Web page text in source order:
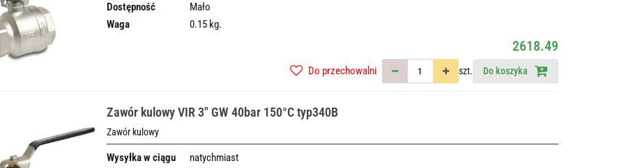
Dostępność
Mało
Waga
0.15 kg.
2618.49
szt. Do koszyka
Do przechowalni
Zawór kulowy VIR 3" GW 40bar 150°C typ340B
Zawór kulowy
Wysyłka w ciągu
natychmiast